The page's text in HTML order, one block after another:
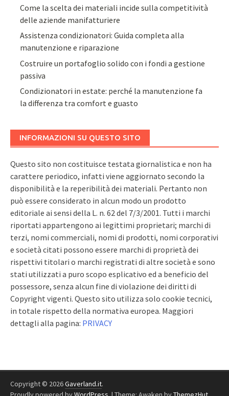
Come la scelta dei materiali incide sulla competitività
delle aziende manifatturiere
Assistenza condizionatori: Guida completa alla
manutenzione e riparazione
Costruire un portafoglio solido con i fondi a gestione
passiva
Condizionatori in estate: perché la manutenzione fa
la differenza tra comfort e guasto
INFORMAZIONI SU QUESTO SITO
Questo sito non costituisce testata giornalistica e non ha
carattere periodico, infatti viene aggiornato secondo la
disponibilità e la reperibilità dei materiali. Pertanto non
può essere considerato in alcun modo un prodotto
editoriale ai sensi della L. n. 62 del 7/3/2001. Tutti i marchi
riportati appartengono ai legittimi proprietari; marchi di
terzi, nomi commerciali, nomi di prodotti, nomi corporativi
e società citati possono essere marchi di proprietà dei
rispettivi titolari o marchi registrati di altre società e sono
stati utilizzati a puro scopo esplicativo ed a beneficio del
possessore, senza alcun fine di violazione dei diritti di
Copyright vigenti. Questo sito utilizza solo cookie tecnici,
in totale rispetto della normativa europea. Maggiori
dettagli alla pagina: PRIVACY
Copyright © 2026Gaverland.it.